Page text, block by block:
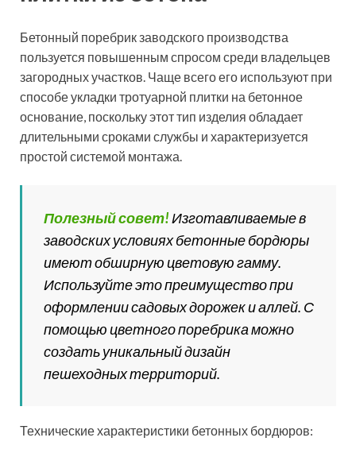
Бетонный поребрик заводского производства
пользуется повышенным спросом среди владельцев
загородных участков. Чаще всего его используют при
способе укладки тротуарной плитки на бетонное
основание, поскольку этот тип изделия обладает
длительными сроками службы и характеризуется
простой системой монтажа.
Полезный совет!Изготавливаемые в
заводских условиях бетонные бордюры
имеют обширную цветовую гамму.
Используйте это преимущество при
оформлении садовых дорожек и аллей. С
помощью цветного поребрика можно
создать уникальный дизайн
пешеходных территорий.
Технические характеристики бетонных бордюров: